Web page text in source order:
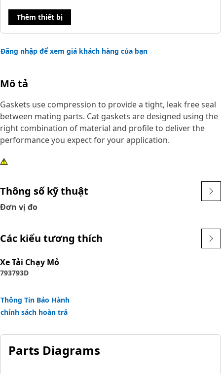
Thêm thiết bị
Đăng nhập để xem giá khách hàng của bạn
Mô tả
Gaskets use compression to provide a tight, leak free seal
between mating parts. Cat gaskets are designed using the
right combination of material and profile to deliver the
performance you expect for your application.
Thông số kỹ thuật
Đơn vị đo
Các kiểu tương thích
Xe Tải Chạy Mỏ
793793D
Thông Tin Bảo Hành
chính sách hoàn trả
Parts Diagrams